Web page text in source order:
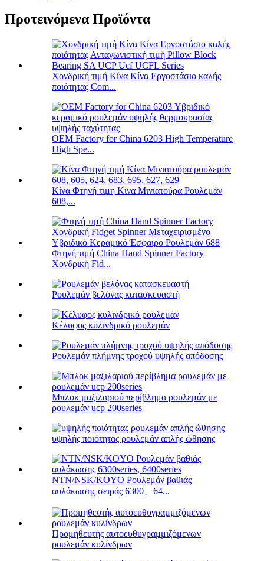
Προτεινόμενα Προϊόντα
Χονδρική τιμή Κίνα Κίνα Εργοστάσιο καλής
ποιότητας Com...
OEM Factory for China 6203 High Temperature
High Spe...
Κίνα Φτηνή τιμή Κίνα Μινιατούρα Ρουλεμάν
608,...
Φτηνή τιμή China Hand Spinner Factory
Χονδρική Fid...
Ρουλεμάν βελόνας κατασκευαστή
Κέλυφος κυλινδρικό ρουλεμάν
Ρουλεμάν πλήμνης τροχού υψηλής απόδοσης
Μπλοκ μαξιλαριού περίβλημα ρουλεμάν με
ρουλεμάν ucp 200series
υψηλής ποιότητας ρουλεμάν απλής ώθησης
NTN/NSK/KOYO Ρουλεμάν βαθιάς
αυλάκωσης σειράς 6300、64...
Προμηθευτής αυτοευθυγραμμιζόμενων
ρουλεμάν κυλίνδρων